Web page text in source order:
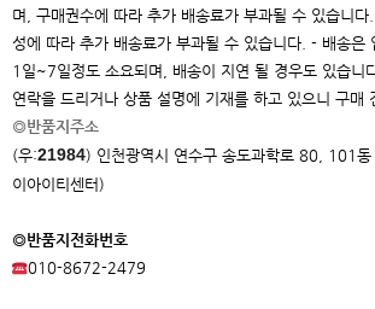
며, 구매권수에 따라 추가 배송료가 부과될 수 있습니
성에 따라 추가 배송료가 부과될 수 있습니다. - 배송은
1일~7일정도 소요되며, 배송이 지연 될 경우도 있습니
연락을 드리거나 상품 설명에 기재를 하고 있으니 구매
◎반품지주소
(우:21984) 인천광역시 연수구 송도과학로 80, 101
이아이 티센터)
◎반품지전화번호
010-8672-2479